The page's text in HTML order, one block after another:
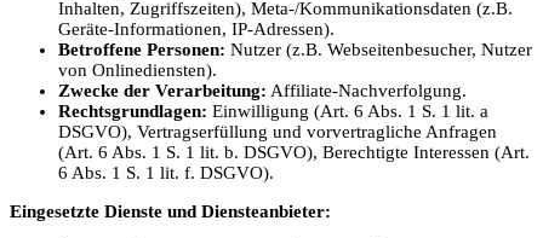
Inhalten, Zugriffszeiten), Meta-/Kommunikationsdaten (z.B.
Geräte-Informationen, IP-Adressen).
Betroffene Personen: Nutzer (z.B. Webseitenbesucher, Nutzer
von Onlinediensten).
Zwecke der Verarbeitung: Affiliate-Nachverfolgung.
Rechtsgrundlagen: Einwilligung (Art. 6 Abs. 1 S. 1 lit. a
DSGVO), Vertragserfüllung und vorvertragliche Anfragen
(Art. 6 Abs. 1 S. 1 lit. b. DSGVO), Berechtigte Interessen (Art.
6 Abs. 1 S. 1 lit. f. DSGVO).
Eingesetzte Dienste und Diensteanbieter: